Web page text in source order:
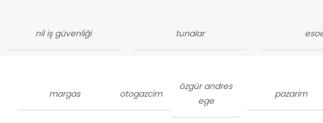
nil iş güvenliği tunalar
margas otogazcim
özgür andres
ege
pazarim